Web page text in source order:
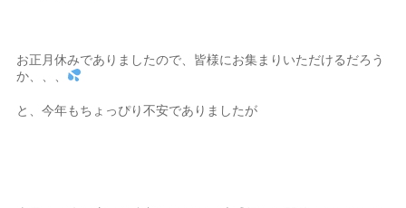
お正月休みでありましたので、皆様にお集まりいただけるだろう
か、、、
と、今年もちょっぴり不安でありましたが